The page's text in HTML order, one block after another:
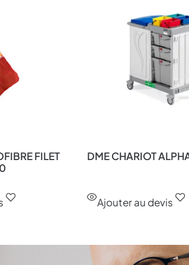
FILET
DME CHARIOT
Ajouter au devis